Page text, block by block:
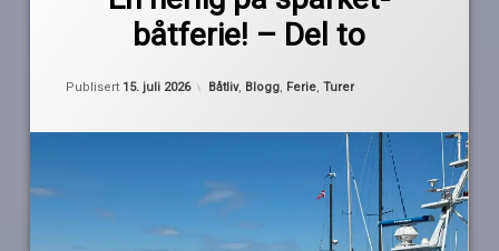
båtferie! – Del to
Publisert 15. juli 2026
Oppdatert 12. juli 2026
Kategorier:
Båtliv, Blogg, Ferie,Turer